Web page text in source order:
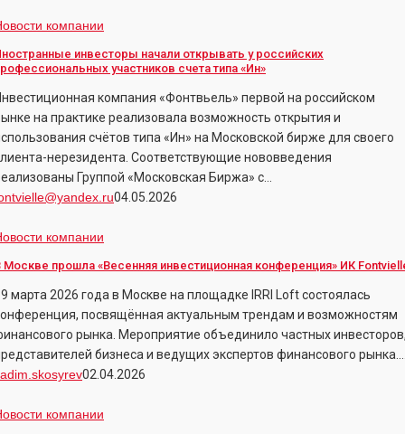
компании
инвесторы начали открывать у российских
участников счета типа «Ин»
компания «Фонтвьель» первой на российском
на практике реализовала возможность открытия и
счётов типа «Ин» на Московской бирже для своего
нерезидента. Соответствующие нововведения
Группой «Московская Биржа» с…
04.05.2026
компании
Москве прошла «Весенняя инвестиционная конференция» ИК
марта 2026 года в Москве на площадке IRRI Loft состоялась
посвящённая актуальным трендам и возможностям
рынка. Мероприятие объединило частных
бизнеса и ведущих экспертов финансового
02.04.2026
компании